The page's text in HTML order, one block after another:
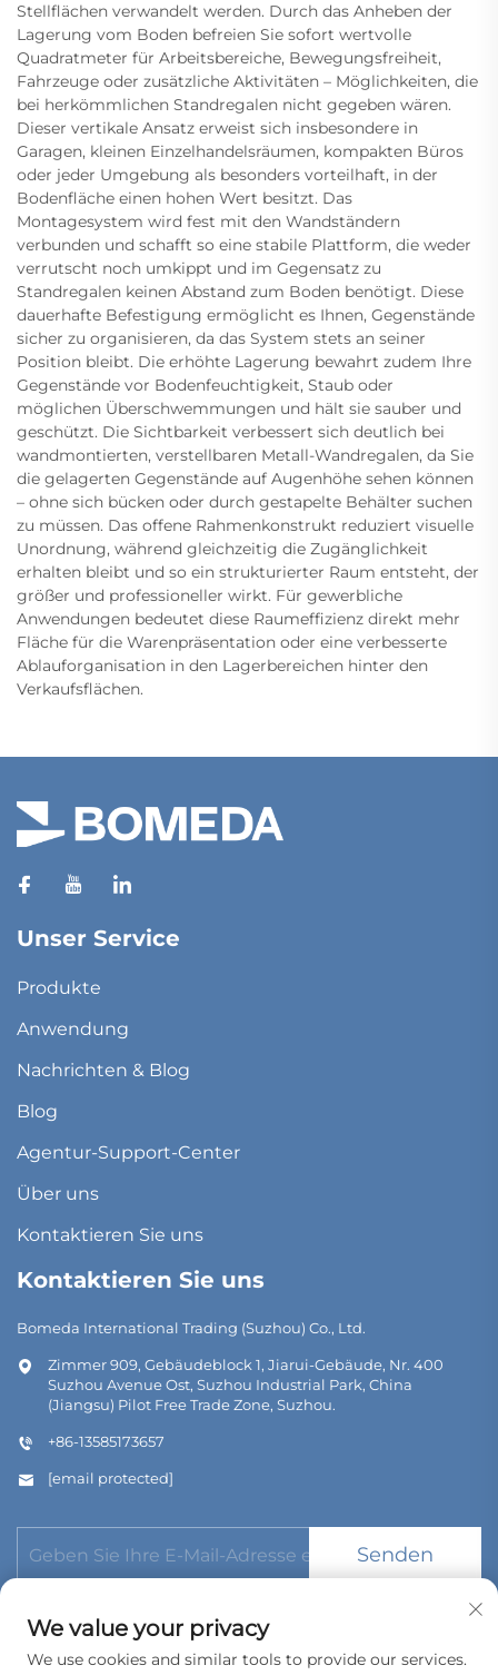
Stellflächen verwandelt werden. Durch das Anheben der
Lagerung vom Boden befreien Sie sofort wertvolle
Quadratmeter für Arbeitsbereiche, Bewegungsfreiheit,
Fahrzeuge oder zusätzliche Aktivitäten – Möglichkeiten, die
bei herkömmlichen Standregalen nicht gegeben wären.
Dieser vertikale Ansatz erweist sich insbesondere in
Garagen, kleinen Einzelhandelsräumen, kompakten Büros
oder jeder Umgebung als besonders vorteilhaft, in der
Bodenfläche einen hohen Wert besitzt. Das
Montagesystem wird fest mit den Wandständern
verbunden und schafft so eine stabile Plattform, die weder
verrutscht noch umkippt und im Gegensatz zu
Standregalen keinen Abstand zum Boden benötigt. Diese
dauerhafte Befestigung ermöglicht es Ihnen, Gegenstände
sicher zu organisieren, da das System stets an seiner
Position bleibt. Die erhöhte Lagerung bewahrt zudem Ihre
Gegenstände vor Bodenfeuchtigkeit, Staub oder
möglichen Überschwemmungen und hält sie sauber und
geschützt. Die Sichtbarkeit verbessert sich deutlich bei
wandmontierten, verstellbaren Metall-Wandregalen, da Sie
die gelagerten Gegenstände auf Augenhöhe sehen können
– ohne sich bücken oder durch gestapelte Behälter suchen
zu müssen. Das offene Rahmenkonstrukt reduziert visuelle
Unordnung, während gleichzeitig die Zugänglichkeit
erhalten bleibt und so ein strukturierter Raum entsteht, der
größer und professioneller wirkt. Für gewerbliche
Anwendungen bedeutet diese Raumeffizienz direkt mehr
Fläche für die Warenpräsentation oder eine verbesserte
Ablauforganisation in den Lagerbereichen hinter den
Verkaufsflächen.
Unser Service
Produkte
Anwendung
Nachrichten & Blog
Blog
Agentur-Support-Center
Über uns
Kontaktieren Sie uns
Kontaktieren Sie uns
Bomeda International Trading (Suzhou) Co., Ltd.
Zimmer 909, Gebäudeblock 1, Jiarui-Gebäude, Nr. 400
Suzhou Avenue Ost, Suzhou Industrial Park, China
(Jiangsu) Pilot Free Trade Zone, Suzhou.
+86-13585173657
[email protected]
Senden
We value your privacy
We use cookies and similar tools to provide our services.